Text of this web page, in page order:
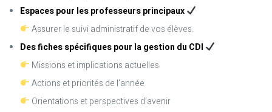
Espaces pour les professeurs principaux
Assurer le suivi administratif de vos élèves.
Des fiches spécifiques pour la gestion du CDI
Missions et implications actuelles
Actions et priorités de l’année
Orientations et perspectives d’avenir